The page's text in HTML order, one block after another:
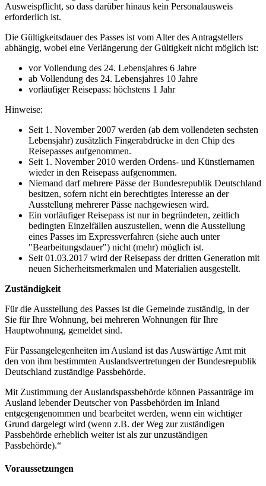
Ausweispflicht, so dass darüber hinaus kein Personalausweis
erforderlich ist.
Die Gültigkeitsdauer des Passes ist vom Alter des Antragstellers
abhängig, wobei eine Verlängerung der Gültigkeit nicht möglich ist:
vor Vollendung des 24. Lebensjahres 6 Jahre
ab Vollendung des 24. Lebensjahres 10 Jahre
vorläufiger Reisepass: höchstens 1 Jahr
Hinweise:
Seit 1. November 2007 werden (ab dem vollendeten sechsten
Lebensjahr) zusätzlich Fingerabdrücke in den Chip des
Reisepasses aufgenommen.
Seit 1. November 2010 werden Ordens- und Künstlernamen
wieder in den Reisepass aufgenommen.
Niemand darf mehrere Pässe der Bundesrepublik Deutschland
besitzen, sofern nicht ein berechtigtes Interesse an der
Ausstellung mehrerer Pässe nachgewiesen wird.
Ein vorläufiger Reisepass ist nur in begründeten, zeitlich
bedingten Einzelfällen auszustellen, wenn die Ausstellung
eines Passes im Expressverfahren (siehe auch unter
"Bearbeitungsdauer") nicht (mehr) möglich ist.
Seit 01.03.2017 wird der Reisepass der dritten Generation mit
neuen Sicherheitsmerkmalen und Materialien ausgestellt.
Zuständigkeit
Für die Ausstellung des Passes ist die Gemeinde zuständig, in der
Sie für Ihre Wohnung, bei mehreren Wohnungen für Ihre
Hauptwohnung, gemeldet sind.
Für Passangelegenheiten im Ausland ist das Auswärtige Amt mit
den von ihm bestimmten Auslandsvertretungen der Bundesrepublik
Deutschland zuständige Passbehörde.
Mit Zustimmung der Auslandspassbehörde können Passanträge im
Ausland lebender Deutscher von Passbehörden im Inland
entgegengenommen und bearbeitet werden, wenn ein wichtiger
Grund dargelegt wird (wenn z.B. der Weg zur zuständigen
Passbehörde erheblich weiter ist als zur unzuständigen
Passbehörde).“
Voraussetzungen